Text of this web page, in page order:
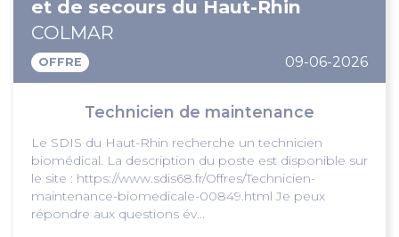
et de secours du Haut-Rhin
COLMAR
OFFRE 09-06-2026
Technicien de maintenance
Le SDIS du Haut-Rhin recherche un technicien
biomédical. La description du poste est disponible sur
le site : https://www.sdis68.fr/Offres/Technicien-
maintenance-biomedicale-00849.html Je peux
répondre aux questions év...